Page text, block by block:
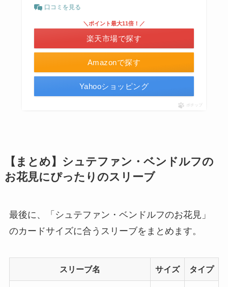
口コミを見る
Amazonで探す
＼ポイント最大11倍！／
楽天市場で探す
Yahooショッピング
ポチップ
【まとめ】シュテファン・ベンドルフの
お花見にぴったりのスリーブ
最後に、「シュテファン・ベンドルフのお花見」
のカードサイズに合うスリーブをまとめます。
スリーブ名 サイズ タイプ